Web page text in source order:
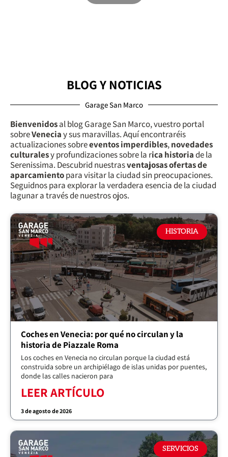
BLOG Y NOTICIAS
Garage San Marco
Bienvenidosal blog Garage San Marco, vuestro portal
sobreVeneciay sus maravillas. Aquí encontraréis
actualizaciones sobreeventos imperdibles,novedades
culturalesy profundizaciones sobre la rica historiade la
Serenissima. Descubrid nuestrasventajosas ofertas de
aparcamientopara visitar la ciudad sin preocupaciones.
Seguidnos para explorar la verdadera esencia de la ciudad
lagunar a través de nuestros ojos.
HISTORIA
Coches en Venecia: por qué no circulan y la
historia de Piazzale Roma
Los coches en Venecia no circulan porque la ciudad está
construida sobre un archipiélago de islas unidas por puentes,
donde las calles nacieron para
LEER ARTÍCULO
3 de agosto de 2026
SERVICIOS